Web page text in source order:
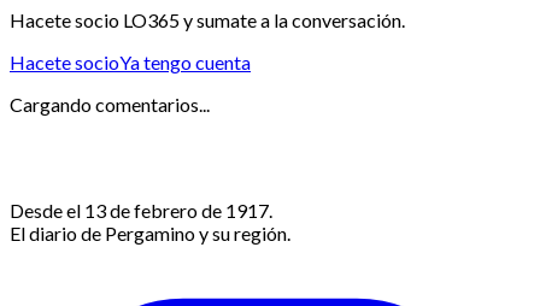
Hacete socio LO365 y sumate a la conversación.
Hacete socioYa tengo cuenta
Cargando comentarios...
Desde el 13 de febrero de 1917.
El diario de Pergamino y su región.